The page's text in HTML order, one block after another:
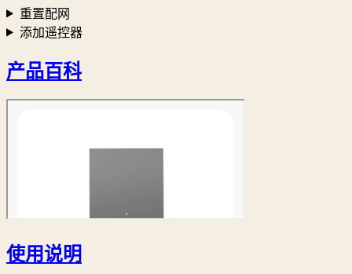
重置配网
添加遥控器
产品百科
使用说明